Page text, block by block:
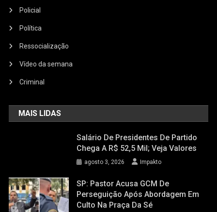
Policial
Política
Ressocialização
Vídeo da semana
Criminal
MAIS LIDAS
Salário De Presidentes De Partido
Chega A R$ 52,5 Mil; Veja Valores
agosto 3, 2026 Impakto
SP: Pastor Acusa GCM De
Perseguição Após Abordagem Em
Culto Na Praça Da Sé